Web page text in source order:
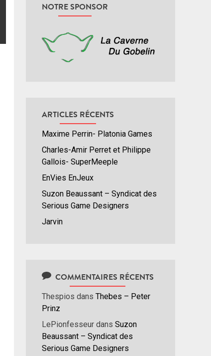
NOTRE SPONSOR
ARTICLES RÉCENTS
Maxime Perrin- Platonia Games
Charles-Amir Perret et Philippe
Gallois- SuperMeeple
EnVies EnJeux
Suzon Beaussant – Syndicat des
Serious Game Designers
Jarvin
COMMENTAIRES RÉCENTS
Thespios dans Thebes – Peter
Prinz
LePionfesseur dans Suzon
Beaussant – Syndicat des
Serious Game Designers